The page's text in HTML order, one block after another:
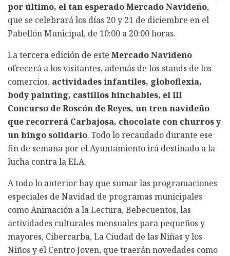
por último, el tan esperado Mercado Navideño,
que se celebrará los días 20 y 21 de diciembre en el
Pabellón Municipal, de 10:00 a 20:00 horas.
La tercera edición de este Mercado Navideño
ofrecerá a los visitantes, además de los stands de los
comercios, actividades infantiles, globoflexia,
body painting, castillos hinchables, el III
Concurso de Roscón de Reyes, un tren navideño
que recorrerá Carbajosa, chocolate con churros y
un bingo solidario. Todo lo recaudado durante ese
fin de semana por el Ayuntamiento irá destinado a la
lucha contra la ELA.
A todo lo anterior hay que sumar las programaciones
especiales de Navidad de programas municipales
como Animación a la Lectura, Bebecuentos, las
actividades culturales mensuales para pequeños y
mayores, Cibercarba, La Ciudad de las Niñas y los
Niños y el Centro Joven, que traerán novedades como